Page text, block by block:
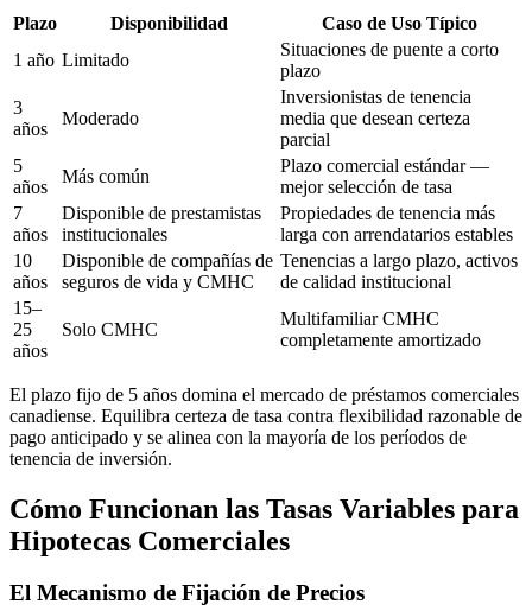
Plazo Disponibilidad
Caso de Uso Típico
1 año Limitado
Situaciones de puente a corto
plazo
3
años
Moderado
Inversionistas de tenencia
media que desean certeza
parcial
5
años
Más común
Plazo comercial estándar —
mejor selección de tasa
7
años
Disponible de prestamistas
institucionales
Propiedades de tenencia más
larga con arrendatarios estables
10
años
Disponible de compañías de
seguros de vida y CMHC
Tenencias a largo plazo, activos
de calidad institucional
15–
25
años
Solo CMHC
Multifamiliar CMHC
completamente amortizado
El plazo fijo de 5 años domina el mercado de préstamos comerciales
canadiense. Equilibra certeza de tasa contra flexibilidad razonable de
pago anticipado y se alinea con la mayoría de los períodos de
tenencia de inversión.
Cómo Funcionan las Tasas Variables para
Hipotecas Comerciales
El Mecanismo de Fijación de Precios